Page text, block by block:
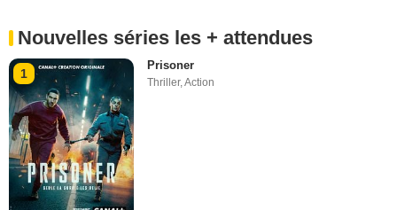
Nouvelles séries les + attendues
1
Prisoner
Thriller,Action